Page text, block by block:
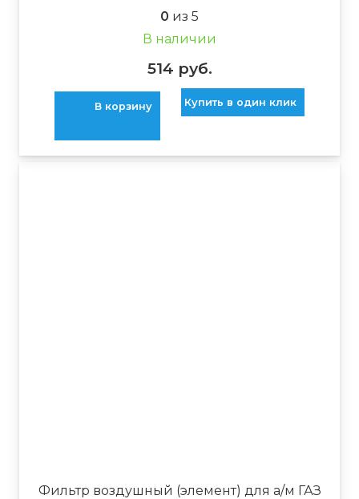
0 из 5
В наличии
514 руб.
В корзину Купить в один клик
Фильтр воздушный (элемент) для а/м ГАЗ